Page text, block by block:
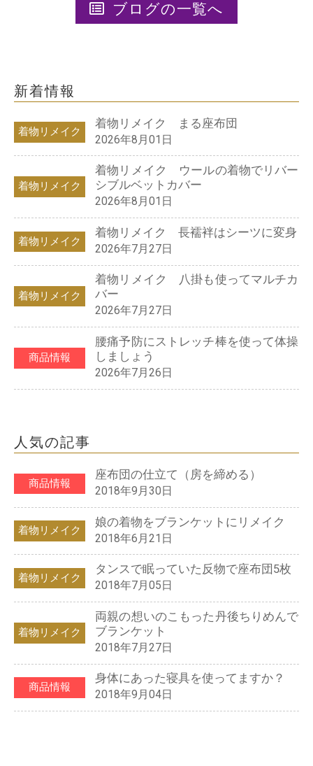
ブログの一覧へ
新着情報
着物リメイク
着物リメイク まる座布団
2026年8月01日
着物リメイク
着物リメイク ウールの着物でリバー
シブルベットカバー
2026年8月01日
着物リメイク
着物リメイク 長襦袢はシーツに変身
2026年7月27日
着物リメイク
着物リメイク 八掛も使ってマルチカ
バー
2026年7月27日
商品情報
腰痛予防にストレッチ棒を使って体操
しましょう
2026年7月26日
人気の記事
商品情報
座布団の仕立て（房を締める）
2018年9月30日
着物リメイク
娘の着物をブランケットにリメイク
2018年6月21日
着物リメイク
タンスで眠っていた反物で座布団5枚
2018年7月05日
着物リメイク
両親の想いのこもった丹後ちりめんで
ブランケット
2018年7月27日
商品情報
身体にあった寝具を使ってますか？
2018年9月04日